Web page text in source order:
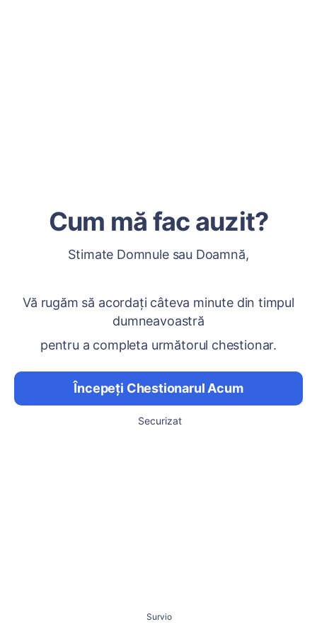
Cum mă fac auzit?
Stimate Domnule sau Doamnă,
Vă rugăm să acordați câteva minute din timpul
dumneavoastră
pentru a completa următorul chestionar.
Începeți Chestionarul Acum
Securizat
Survio